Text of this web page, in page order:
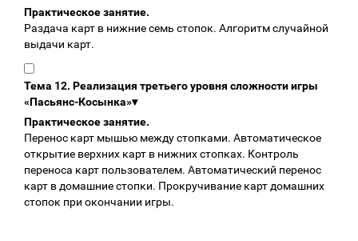
Практическое занятие.
Раздача карт в нижние семь стопок. Алгоритм случайной
выдачи карт.
Тема 12. Реализация третьего уровня сложности игры
«Пасьянс-Косынка»▾
Практическое занятие.
Перенос карт мышью между стопками. Автоматическое
открытие верхних карт в нижних стопках. Контроль
переноса карт пользователем. Автоматический перенос
карт в домашние стопки. Прокручивание карт домашних
стопок при окончании игры.